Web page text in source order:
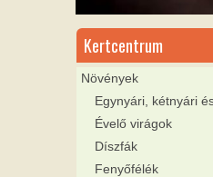
Kertcentrum
Növények
Egynyári, kétnyári
Évelő virágok
Díszfák
Fenyőfélék